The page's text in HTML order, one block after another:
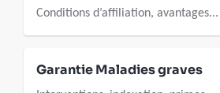
Conditions d’affiliation, avantages...
Garantie Maladies graves